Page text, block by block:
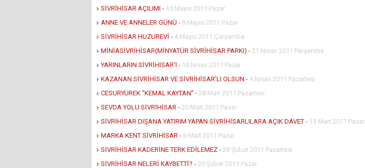
SİVRİHİSAR AÇILIMI - 15 Mayıs 2011 Pazar
ANNE VE ANNELER GÜNÜ - 8 Mayıs 2011 Pazar
SİVRİHİSAR HUZUREVİ - 4 Mayıs 2011 Çarşamba
MİNİASİVRİHİSAR(MİNYATÜR SİVRİHİSAR PARKI) - 21 Nisan 2011 Perşembe
YARINLARIN SİVRİHİSAR’I - 10 Nisan 2011 Pazar
KAZANAN SİVRİHİSAR VE SİVRİHİSAR’LI OLSUN - 4 Nisan 2011 Pazartesi
CESURYÜREK “KEMAL KAYTAN” - 28 Mart 2011 Pazartesi
SEVDA YOLU SİVRİHİSAR - 20 Mart 2011 Pazar
SİVRİHİSAR DIŞANA YATIRIM YAPAN SİVRİHİSARLILARA AÇIK DAVET - 13 Mart 2011 Pazar
MARKA KENT SİVRİHİSAR - 6 Mart 2011 Pazar
SİVRİHİSAR KADERİNE TERK EDİLEMEZ - 28 Şubat 2011 Pazartesi
SİVRİHİSAR NELERİ KAYBETTİ? - 20 Şubat 2011 Pazar